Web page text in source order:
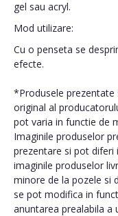
gel sau acryl.
Mod utilizare:
Cu o penseta se
efecte.
*Produsele prezentate
original al
pot varia in functie de
Imaginile produselor
prezentare si pot diferi
imaginile produselor
minore de la pozele si
se pot modifica in
anuntarea prealabila a